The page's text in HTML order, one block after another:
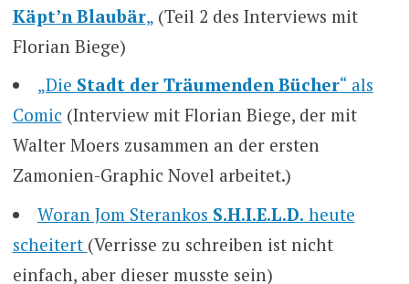
Käpt’n Blaubär„ (Teil 2 des Interviews mit
Florian Biege)
„Die Stadt der Träumenden Bücher“ als
Comic(Interview mit Florian Biege, der mit
Walter Moers zusammen an der ersten
Zamonien-Graphic Novel arbeitet.)
Woran Jom Sterankos S.H.I.E.L.D. heute
scheitert (Verrisse zu schreiben ist nicht
einfach, aber dieser musste sein)